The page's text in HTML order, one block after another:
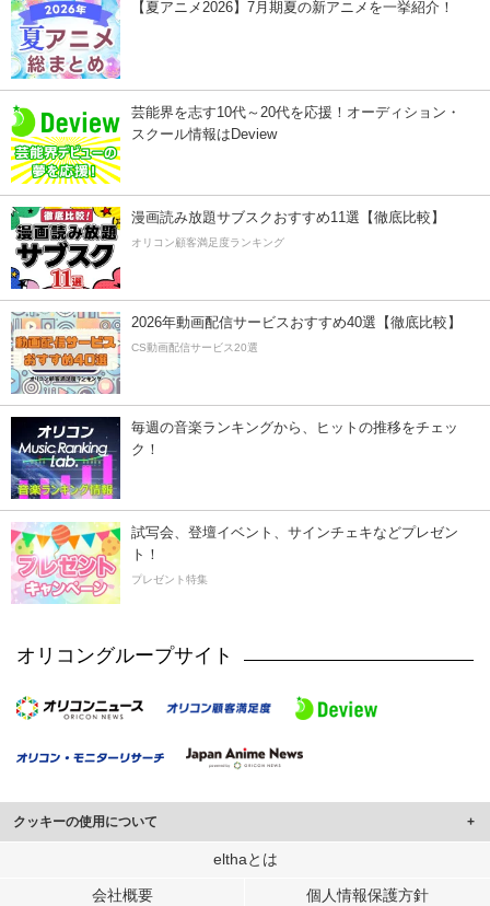
【夏アニメ2026】7月期夏の新アニメを一挙紹介！
芸能界を志す10代～20代を応援！オーディション・
スクール情報はDeview
漫画読み放題サブスクおすすめ11選【徹底比較】
オリコン顧客満足度ランキング
2026年動画配信サービスおすすめ40選【徹底比較】
CS動画配信サービス20選
毎週の音楽ランキングから、ヒットの推移をチェッ
ク！
試写会、登壇イベント、サインチェキなどプレゼン
ト！
プレゼント特集
オリコングループサイト
クッキーの使用について
このサイトでは Cookie を使用して、ユーザーに合わせたコンテンツや広告の
行っています。
elthaとは
会社概要 個人情報保護方針